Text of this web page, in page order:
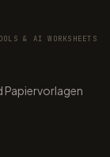
& AI WORKSHEETS